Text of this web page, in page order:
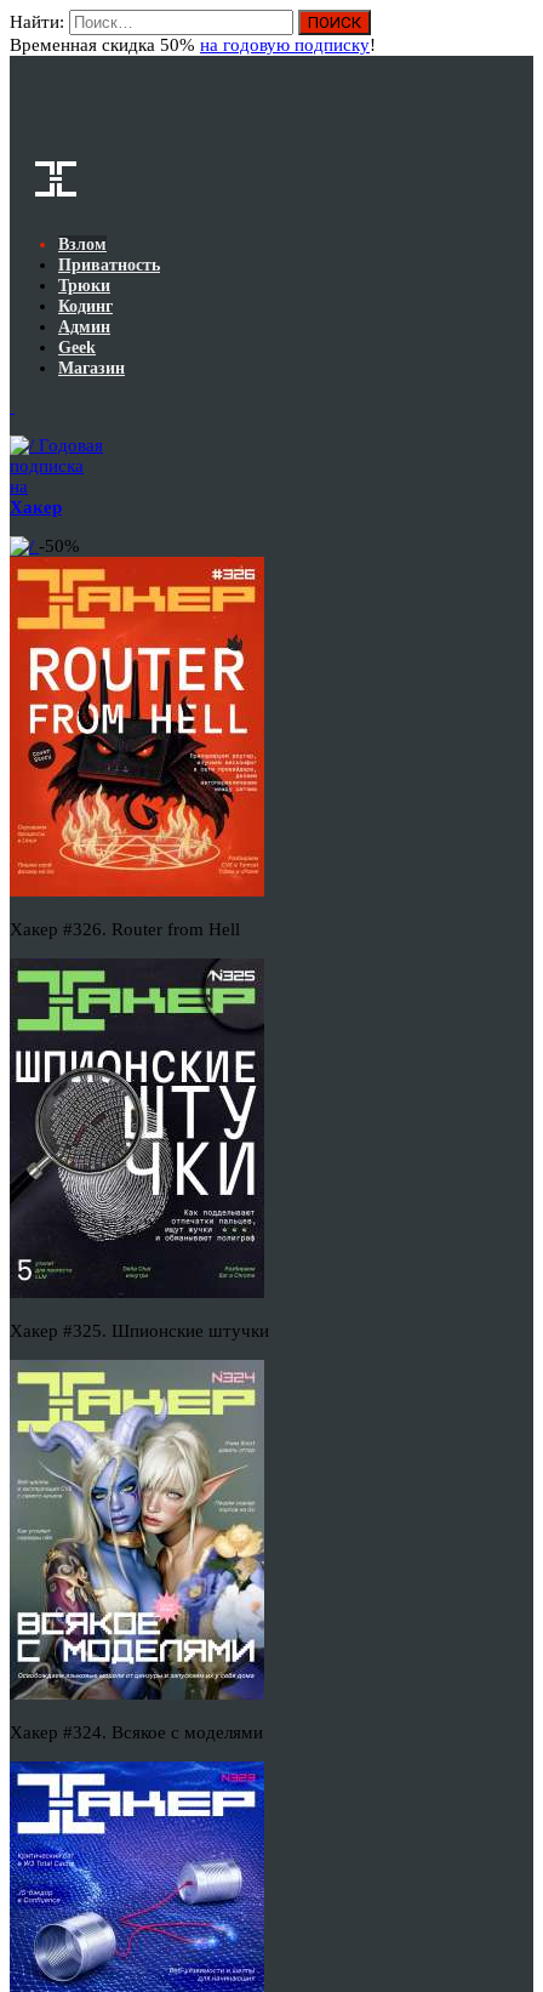
Найти:
Временная скидка 50% на годовую подписку!
Взлом
Приватность
Трюки
Кодинг
Админ
Geek
Магазин
Годовая
подписка
на
Хакер
-50%
Хакер #326. Router from Hell
Хакер #325. Шпионские штучки
Хакер #324. Всякое с моделями